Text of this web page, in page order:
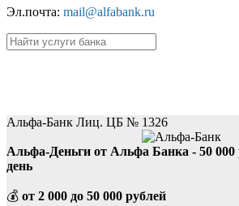
Эл.почта: mail@alfabank.ru
Альфа-Банк Лиц. ЦБ № 1326
Альфа-Деньги от Альфа Банка - 50 000
день
💰 от 2 000 до 50 000 рублей